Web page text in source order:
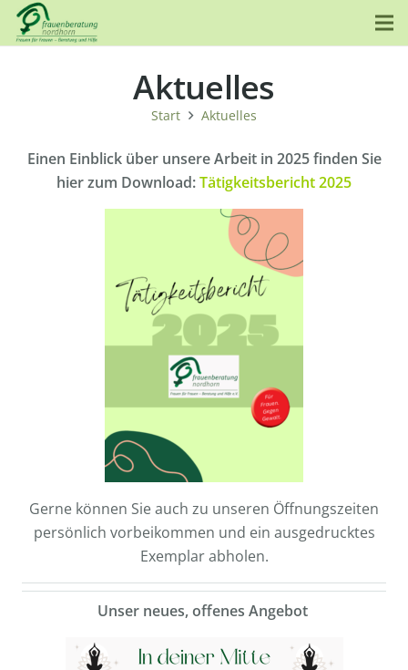
Aktuelles
Start Aktuelles
Einen Einblick über unsere Arbeit in 2025 finden Sie
hier zum Download:Tätigkeitsbericht 2025
Gerne können Sie auch zu unseren Öffnungszeiten
persönlich vorbeikommen und ein ausgedrucktes
Exemplar abholen.
Unser neues, offenes Angebot